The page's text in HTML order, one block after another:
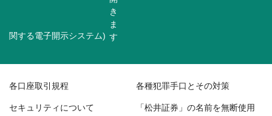
関する電子開示システム)
各口座取引規程 各種犯罪手口とその対策
セキュリティについて 「松井証券」の名前を無断使用